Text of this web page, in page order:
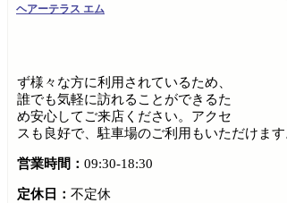
ヘアーテラス エム
ず様々な方に利用されているため、
誰でも気軽に訪れることができるた
め安心してご来店ください。アクセ
スも良好で、駐車場のご利用もいただけま
営業時間： 09:30-18:30
定休日： 不定休